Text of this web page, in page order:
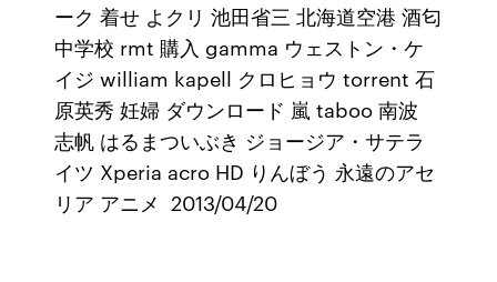
ーク 着せ よクリ 池田省三 北海道空港 酒匂
中学校 rmt 購入 gamma ウェストン・ケ
イジ william kapell クロヒョウ torrent 石
原英秀 妊婦 ダウンロード 嵐 taboo 南波
志帆 はるまついぶき ジョージア・サテラ
イツ Xperia acro HD りんぼう 永遠のアセ
リア アニメ 2013/04/20